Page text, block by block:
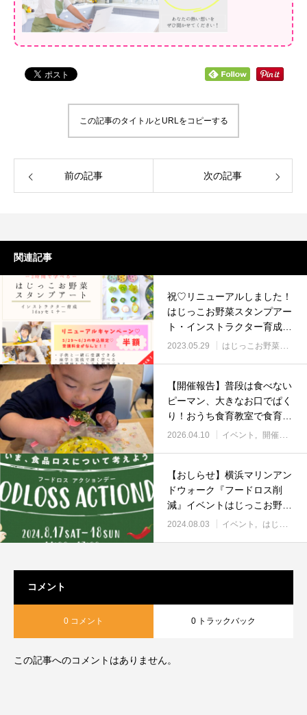
この記事のタイトルとURLをコピーする
前の記事 次の記事
関連記事
祝♡リニューアルしました！
はじっこお野菜スタンプアー
ト・インストラクター育成
1dayセミナーキャンペーン
2023.05.29 はじっこお野菜スタンプアート
【開催報告】普段は食べない
ピーマン、大きなお口でぱく
り！おうち食育教室で食育体
験
2026.04.10 イベント 開催報告
【おしらせ】横浜マリンアン
ドウォーク『フードロス削
減』イベントはじっこお野菜
スタンプアートで絵葉書ワー
2024.08.03 イベント はじっこお野菜スタンプアート
コメント
0 コメント 0 トラックバック
この記事へのコメントはありません。